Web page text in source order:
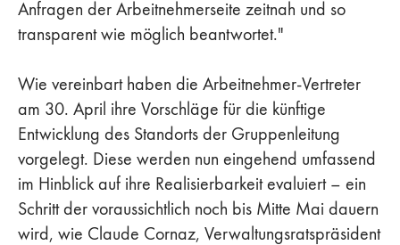
Anfragen der Arbeitnehmerseite zeitnah und so
transparent wie möglich beantwortet."
Wie vereinbart haben die Arbeitnehmer-Vertreter
am 30. April ihre Vorschläge für die künftige
Entwicklung des Standorts der Gruppenleitung
vorgelegt. Diese werden nun eingehend umfassend
im Hinblick auf ihre Realisierbarkeit evaluiert – ein
Schritt der voraussichtlich noch bis Mitte Mai dauern
wird, wie Claude Cornaz, Verwaltungsratspräsident